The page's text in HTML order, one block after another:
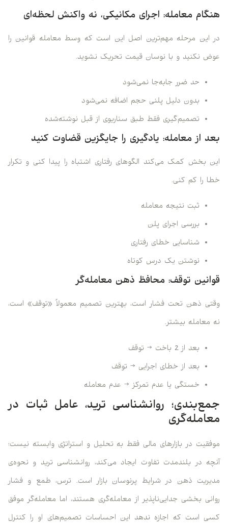
هنگام معامله: اجرای مکانیکی، نه واکنش لحظه‌ای
در این مرحله مهم‌ترین اصل این است که وسط معامله قوانین را
عوض نکنید و با نوسان قیمت تحریک نشوید.
حد ضرر جابه‌جا نمی‌شود
بدون دلیل پلنی حجم اضافه نمی‌شود
تصمیم‌گیری فقط طبق سناریوی از قبل نوشته‌شده
بعد از معامله: یادگیری را جایگزین قضاوت کنید
این بخش کمک می‌کند الگوهای رفتاری اشتباه را پیدا کنی و تکرار
خطا را کم کنی.
ثبت نتیجه معامله
بررسی اجرای پلن
شناسایی خطای رفتاری
نوشتن یک درس کوتاه
قوانین توقف: محافظ ذهن معامله‌گر
وقتی ذهن تحت فشار است، بهترین تصمیم معمولاً «توقف» است،
نه معامله بیشتر.
بعد از 2 باخت → توقف
بعد از خطای اجرایی → توقف
خستگی یا عدم تمرکز → عدم معامله
جمع‌بندی؛ روانشناسی ترید، عامل ثبات در
معامله‌گری
موفقیت در بازارهای مالی فقط به تحلیل و استراتژی وابسته نیست؛
آنچه در بلندمدت تفاوت ایجاد می‌کند، روانشناسی ترید و نحوه‌ی
مدیریت ذهن در شرایط پرنوسان بازار است. ترس، طمع و فشار
روانی بخشی جدایی‌ناپذیر از معامله‌گری هستند، اما معامله‌گر موفق
کسی است که اجازه ندهد این احساسات تصمیم‌های او را کنترل